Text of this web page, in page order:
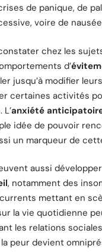
de panique, de
voire de
chez les
d’
jusqu’à modifier leurs
certaines activités
anxiété
idée de pouvoir
un marqueur de
aussi
, notamment des
mettant en
la vie quotidienne
les relations
peur devient